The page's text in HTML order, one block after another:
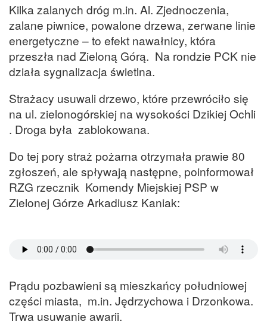
Kilka zalanych dróg m.in. Al. Zjednoczenia,
zalane piwnice, powalone drzewa, zerwane linie
energetyczne – to efekt nawałnicy, która
przeszła nad Zieloną Górą. Na rondzie PCK nie
działa sygnalizacja świetlna.
Strażacy usuwali drzewo, które przewróciło się
na ul. zielonogórskiej na wysokości Dzikiej Ochli
. Droga była zablokowana.
Do tej pory straż pożarna otrzymała prawie 80
zgłoszeń, ale spływają następne, poinformował
RZG rzecznik Komendy Miejskiej PSP w
Zielonej Górze Arkadiusz Kaniak:
Prądu pozbawieni są mieszkańcy południowej
części miasta, m.in. Jędrzychowa i Drzonkowa.
Trwa usuwanie awarii.